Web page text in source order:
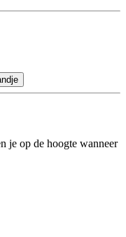
je op de hoogte wanneer